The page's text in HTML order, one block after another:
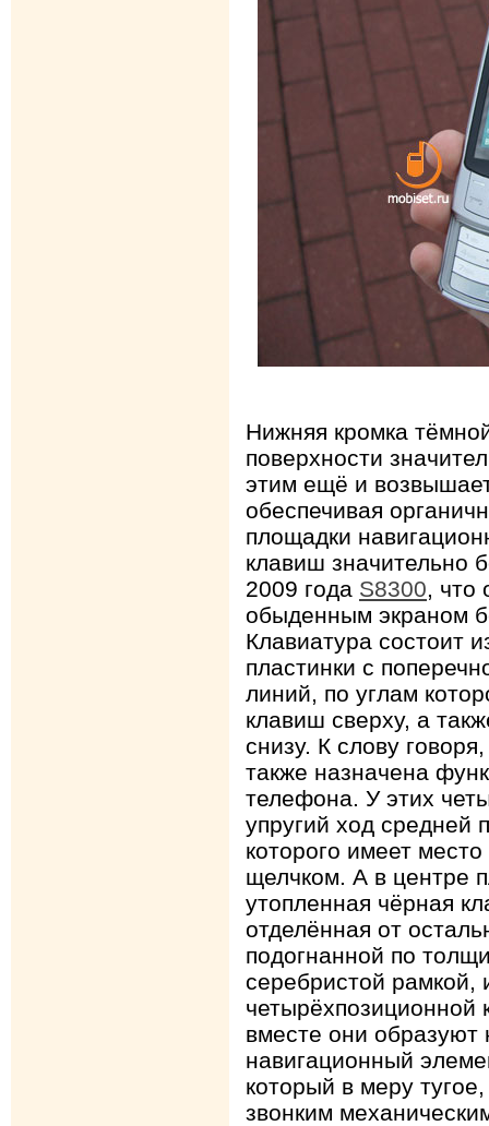
Нижняя кромка
поверхности
этим ещё и
обеспечивая
площадки
клавиш значительно
2009 года S8300, что
обыденным экраном
Клавиатура состоит
пластинки с
линий, по углам
клавиш сверху, а
снизу. К слову
также назначена
телефона. У этих
упругий ход средней
которого имеет
щелчком. А в центре
утопленная чёрная
отделённая от
подогнанной по
серебристой
четырёхпозиционной
вместе они
навигационный
который в меру
звонким